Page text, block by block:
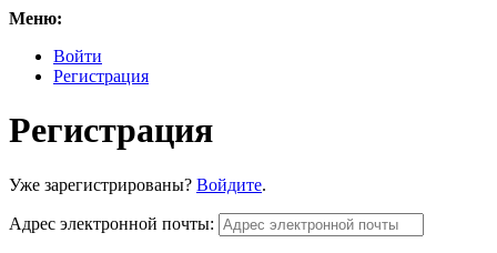
Меню:
Войти
Регистрация
Регистрация
Уже зарегистрированы? Войдите.
Адрес электронной почты: